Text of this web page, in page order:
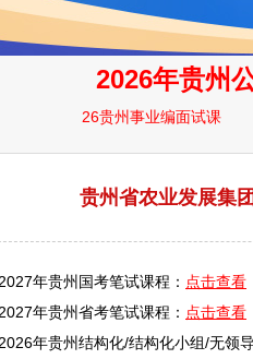
贵州省农业发展集
年贵州国考笔试课程： 点击查看
年贵州省考笔试课程： 点击查看
年贵州结构化/结构化小组/无领